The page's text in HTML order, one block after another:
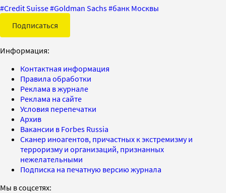
#Credit Suisse#Goldman Sachs#банк Москвы
Подписаться
Информация:
Контактная информация
Правила обработки
Реклама в журнале
Реклама на сайте
Условия перепечатки
Архив
Вакансии в Forbes Russia
Сканер иноагентов, причастных к экстремизму и
терроризму и организаций, признанных
нежелательными
Подписка на печатную версию журнала
Мы в соцсетях: